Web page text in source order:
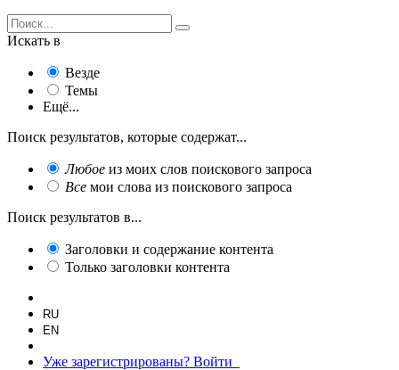
Искать в
Везде
Темы
Ещё...
Поиск результатов, которые содержат...
Любое из моих слов поискового запроса
Все мои слова из поискового запроса
Поиск результатов в...
Заголовки и содержание контента
Только заголовки контента
RU
EN
Уже зарегистрированы? Войти